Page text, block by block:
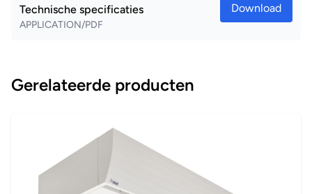
Technische specificaties
APPLICATION/PDF
Download
Gerelateerde producten